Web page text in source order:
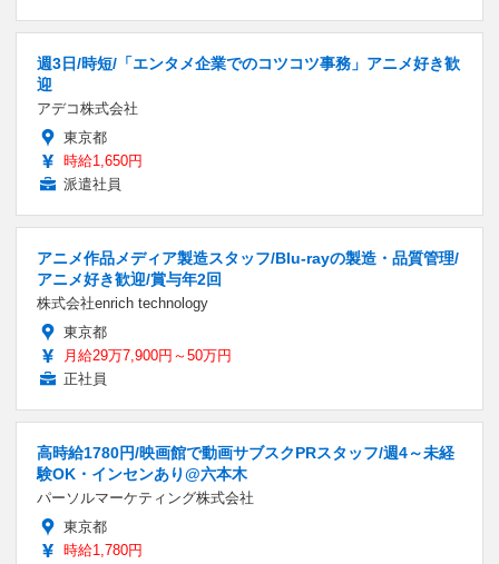
週3日/時短/「エンタメ企業でのコツコツ事務」アニメ好き歓
迎
アデコ株式会社
東京都
時給1,650円
派遣社員
アニメ作品メディア製造スタッフ/Blu-rayの製造・品質管理/
アニメ好き歓迎/賞与年2回
株式会社enrich technology
東京都
月給29万7,900円～50万円
正社員
高時給1780円/映画館で動画サブスクPRスタッフ/週4～未経
験OK・インセンあり@六本木
パーソルマーケティング株式会社
東京都
時給1,780円